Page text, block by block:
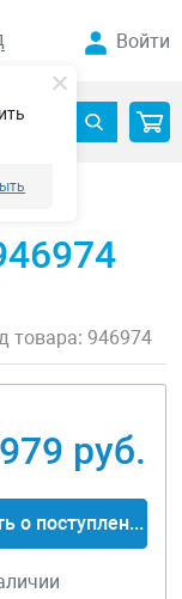
Войти
товара: 946974
руб.
Сообщить о поступлении